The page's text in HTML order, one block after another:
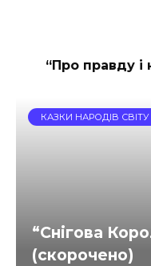
“Про правду і
КАЗКИ НАРОДІВ СВІТУ
“Снігова
(скорочено)